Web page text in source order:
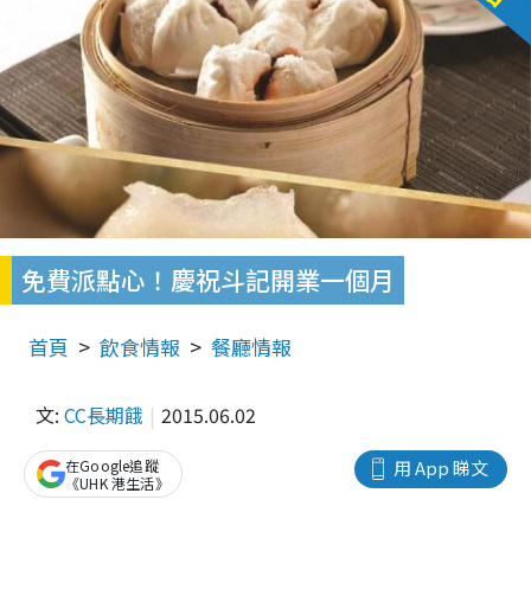
免費派點心！慶祝斗記開業一個月
首頁 飲食情報 餐廳情報
文: CC長期餓 2015.06.02
用 App 睇文
在Google追蹤
《UHK 港生活》